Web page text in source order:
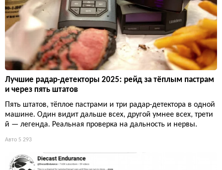
Лучшие радар-детекторы 2025: рейд за тёплым пастрам
и через пять штатов
Пять штатов, тёплое пастрами и три радар-детектора в одной
машине. Один видит дальше всех, другой умнее всех, трети
й — легенда. Реальная проверка на дальность и нервы.
Авто 5 293